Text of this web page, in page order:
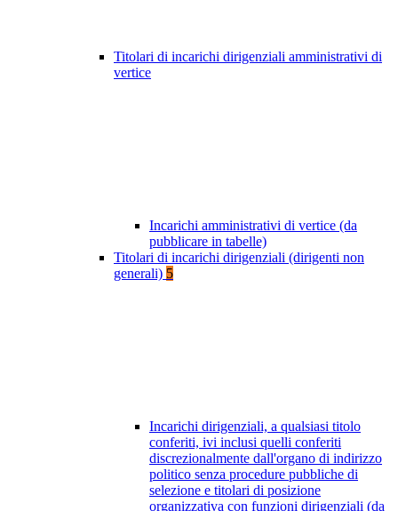
Titolari di incarichi dirigenziali amministrativi di
vertice
Incarichi amministrativi di vertice (da
pubblicare in tabelle)
Titolari di incarichi dirigenziali (dirigenti non
generali) 5
Incarichi dirigenziali, a qualsiasi titolo
conferiti, ivi inclusi quelli conferiti
discrezionalmente dall'organo di indirizzo
politico senza procedure pubbliche di
selezione e titolari di posizione
organizzativa con funzioni dirigenziali (da